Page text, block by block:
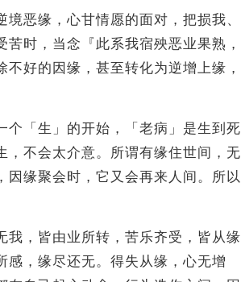
境恶缘，心甘情愿的面对，把损我、
时，当念『此系我宿殃恶业果熟，
好的因缘，甚至转化为逆增上缘，
个「生」的开始，「老病」是生到死
，不会太介意。所谓有缘住世间，无
缘聚会时，它又会再来人间。所以
我，皆由业所转，苦乐齐受，皆从缘
感，缘尽还无。得失从缘，心无增